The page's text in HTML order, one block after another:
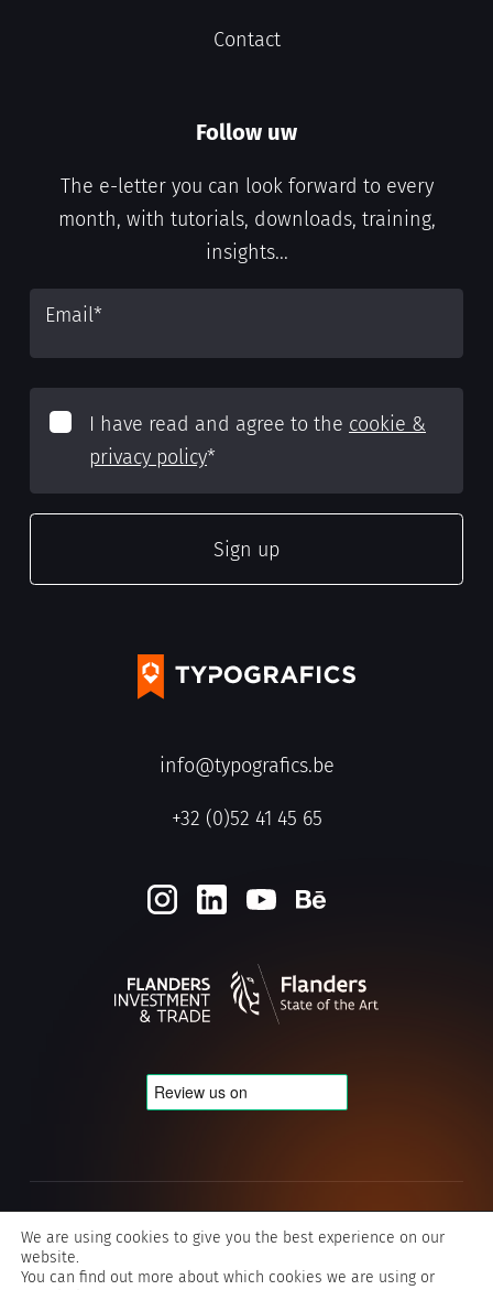
info@typografics.be
+32 (0)52 41 45 65
Contact
Follow uw
The e-letter you can look forward to every
month, with tutorials, downloads, training,
insights...
Email*
I have read and agree to the cookie &
privacy policy*
Privacy & Cookie policy
Algemene voorwaarden Typografics
We are using cookies to give you the best experience on our
website.
You can find out more about which cookies we are using or